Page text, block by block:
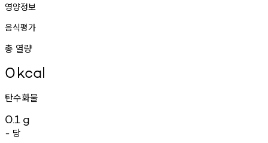
영양정보
음식평가
총 열량
0kcal
탄수화물
0.1 g
- 당